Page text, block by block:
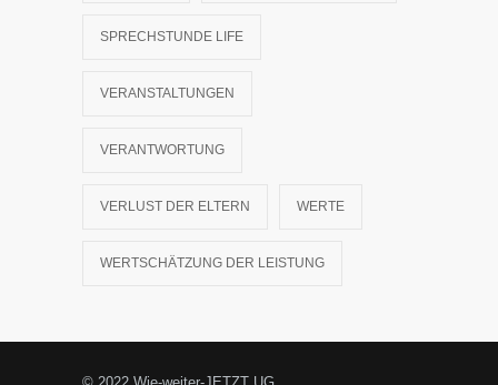
SPRECHSTUNDE LIFE
VERANSTALTUNGEN
VERANTWORTUNG
VERLUST DER ELTERN WERTE
WERTSCHÄTZUNG DER LEISTUNG